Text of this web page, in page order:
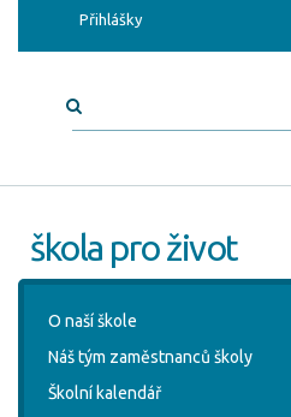
Přihlášky
škola pro život
O naší škole
Náš tým zaměstnanců školy
Školní kalendář